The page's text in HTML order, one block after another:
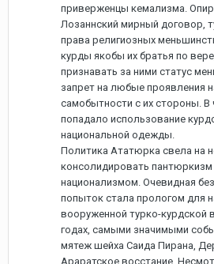
приверженцы кемализма.
Лозаннский мирный договор,
права религиозных
курды якобы их братья по
признавать за ними статус
запрет на любые проявления
самобытности с их стороны. В
попадало использование
национальной одежды.
Политика Ататюрка свела на
консолидировать пантюркизм
национализмом. Очевидная
попыток стала прологом для
вооруженной турко-курдской
годах, самыми значимыми
мятеж шейха Саида Пирана,
Араратское восстание.